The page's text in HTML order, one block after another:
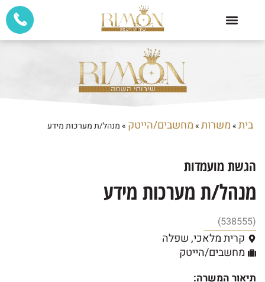
בית»משרות»מחשבים/הייטק »מנהל/ת מערכות מידע
הגשת מועמדות
מנהל/ת מערכות מידע
(538555)
קרית מלאכי,שפלה
מחשבים/הייטק
תיאור המשרה: